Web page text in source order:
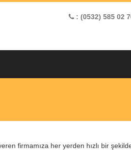
: (0532) 585 02
firmamıza her yerden hızlı bir